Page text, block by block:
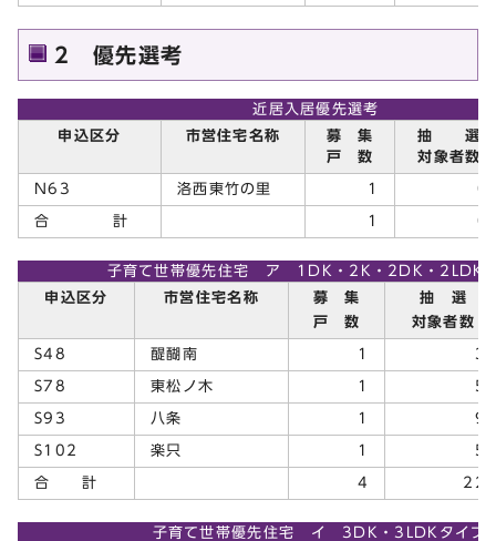
2 優先選考
近居入居優先選考
申込区分
市営住宅名称
募 集
戸 数
抽 選
対象者数
N63 洛西東竹の里 1 0
合 計 1 0
子育て世帯優先住宅 ア 1DK・2K・2DK・2LDK
申込区分
市営住宅名称
募 集
戸 数
抽 選
対象者数
S48 醍醐南 1 3
S78 東松ノ木 1 5
S93 八条 1 9
S102 楽只 1 5
合 計 4 22
子育て世帯優先住宅 イ 3DK・3LDKタイプ